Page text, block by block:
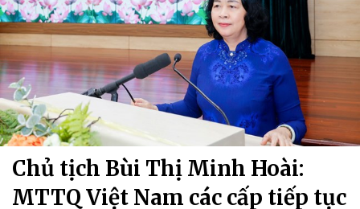
Chủ tịch Bùi Thị Minh Hoài:
MTTQ Việt Nam các cấp tiếp tục